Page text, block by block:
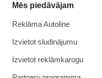
Mēs piedāvājam
Reklāma Autoline
Izvietot sludinājumu
Izvietot reklāmkarogu